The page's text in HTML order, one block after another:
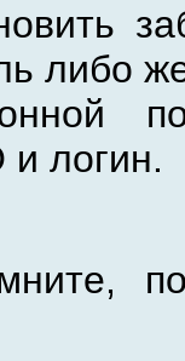
либо
логин.